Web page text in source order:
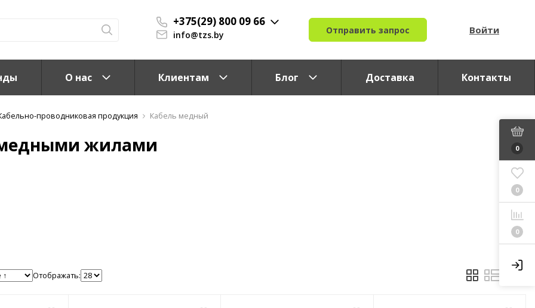
+375(29) 800 09 66
info@tzs.by Отправить запрос Войти
О нас Клиентам Блог Доставка Контакты
0
0
0
проводниковая продукция Кабель медный
медными жилами
Отображать: